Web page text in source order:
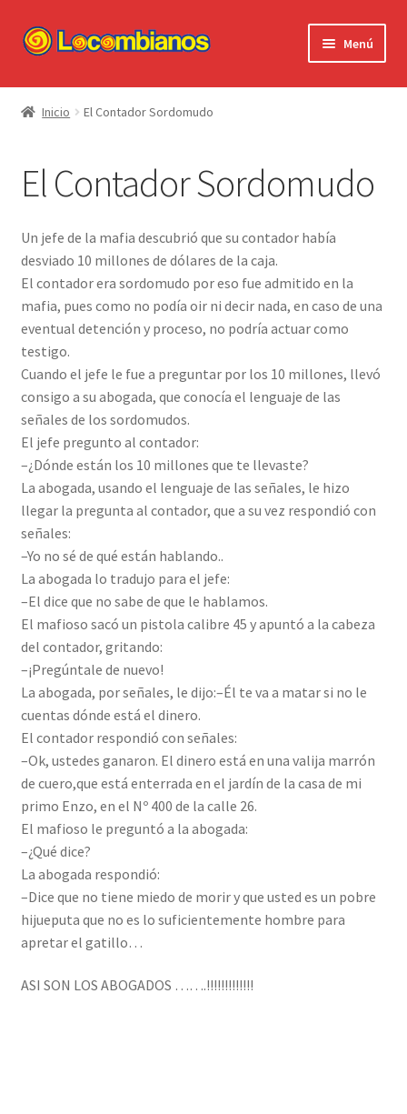
Ir
a
navegación
Ir
al
Menú
Locombianos
El Chuzo
Camisetas
Stickers
Ayuda al Cliente
Inicio El Contador Sordomudo
El Contador Sordomudo
Un jefe de la mafia descubrió que su contador había
desviado 10 millones de dólares de la caja.
El contador era sordomudo por eso fue admitido en la
mafia, pues como no podía oir ni decir nada, en caso de una
eventual detención y proceso, no podría actuar como
testigo.
Cuando el jefe le fue a preguntar por los 10 millones, llevó
consigo a su abogada, que conocía el lenguaje de las
señales de los sordomudos.
El jefe pregunto al contador:
–¿Dónde están los 10 millones que te llevaste?
La abogada, usando el lenguaje de las señales, le hizo
llegar la pregunta al contador, que a su vez respondió con
señales:
–Yo no sé de qué están hablando..
La abogada lo tradujo para el jefe:
–El dice que no sabe de que le hablamos.
El mafioso sacó un pistola calibre 45 y apuntó a la cabeza
del contador, gritando:
–¡Pregúntale de nuevo!
La abogada, por señales, le dijo:–Él te va a matar si no le
cuentas dónde está el dinero.
El contador respondió con señales:
–Ok, ustedes ganaron. El dinero está en una valija marrón
de cuero,que está enterrada en el jardín de la casa de mi
primo Enzo, en el Nº 400 de la calle 26.
El mafioso le preguntó a la abogada:
–¿Qué dice?
La abogada respondió:
–Dice que no tiene miedo de morir y que usted es un pobre
hijueputa que no es lo suficientemente hombre para
apretar el gatillo…
ASI SON LOS ABOGADOS …….!!!!!!!!!!!!!